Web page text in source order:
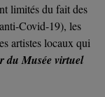
limités du fait des
Covid-19), les
artistes locaux qui
du Musée virtuel